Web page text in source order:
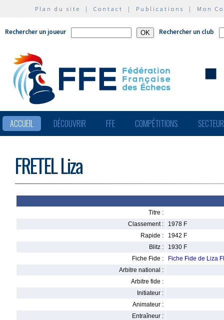
Plan du site | Contact | Publications | Mon
Rechercher un joueur Rechercher un club
ACCUEIL DÉCOUVRIR FFE COMPÉTITIONS
FRETEL Liza
Titre :
Classement :
1978 F
Rapide :
1942 F
Blitz :
1930 F
Fiche Fide :
Fiche Fide de Liza
Arbitre national :
Arbitre fide :
Initiateur :
Animateur :
Entraîneur :